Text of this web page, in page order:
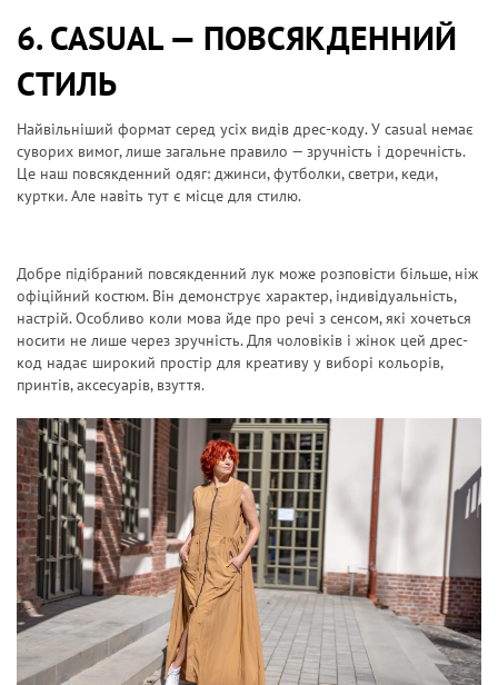
6. CASUAL — ПОВСЯКДЕННИЙ
СТИЛЬ
Найвільніший формат серед усіх видів дрес-коду. У casual немає
суворих вимог, лише загальне правило — зручність і доречність.
Це наш повсякденний одяг: джинси, футболки, светри, кеди,
куртки. Але навіть тут є місце для стилю.
Добре підібраний повсякденний лук може розповісти більше, ніж
офіційний костюм. Він демонструє характер, індивідуальність,
настрій. Особливо коли мова йде про речі з сенсом, які хочеться
носити не лише через зручність. Для чоловіків і жінок цей дрес-
код надає широкий простір для креативу у виборі кольорів,
принтів, аксесуарів, взуття.